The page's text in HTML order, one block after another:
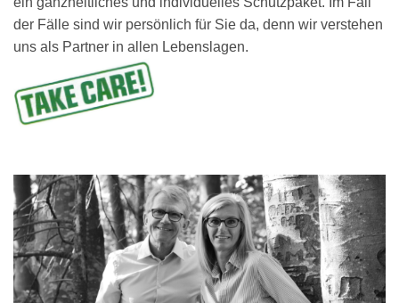
der Fälle sind wir persönlich für Sie da, denn wir verstehen
uns als Partner in allen Lebenslagen.